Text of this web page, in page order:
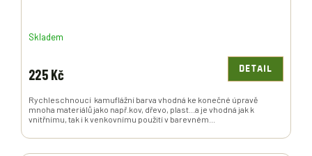
Skladem
225 Kč DETAIL
Rychleschnoucí kamuflážní barva vhodná ke konečné úpravě
mnoha materiálů jako např.kov, dřevo, plast...a je vhodná jak k
vnitřnímu, tak i k venkovnímu použití v barevném...